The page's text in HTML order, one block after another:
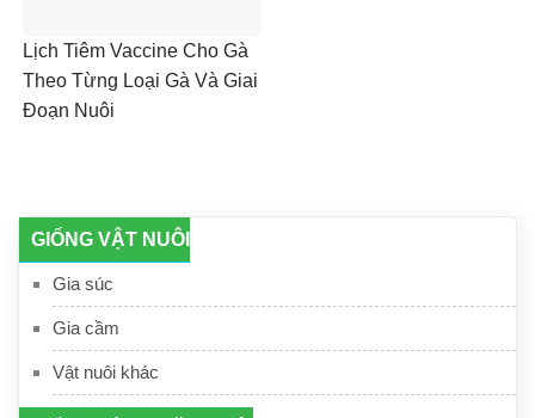
GIỐNG VẬT NUÔI
Gia súc
Gia cầm
Vật nuôi khác
Lịch Tiêm Vaccine Cho Gà
Theo Từng Loại Gà Và Giai
Đoạn Nuôi